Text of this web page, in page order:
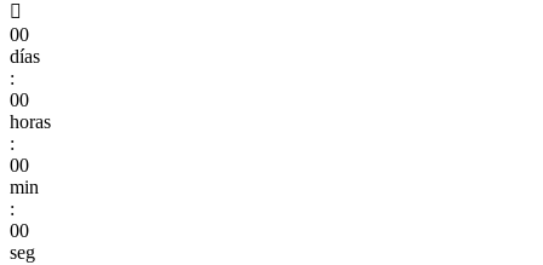

00
días
:
00
horas
:
00
min
:
00
seg